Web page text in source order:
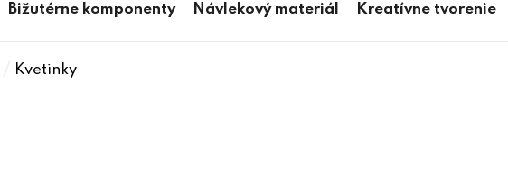
Bižutérne komponenty Návlekový materiál Kreatívne tvorenie
Kvetinky